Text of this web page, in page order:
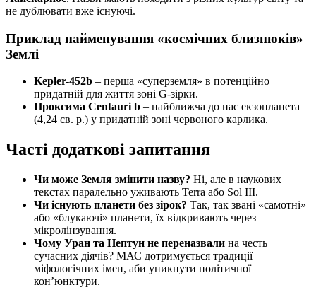
не дублювати вже існуючі.
Приклад найменування «космічних близнюків»
Землі
Kepler-452b – перша «суперземля» в потенційно
придатній для життя зоні G-зірки.
Проксима Centauri b – найближча до нас екзопланета
(4,24 св. р.) у придатній зоні червоного карлика.
Часті додаткові запитання
Чи може Земля змінити назву? Ні, але в наукових
текстах паралельно уживають Terra або Sol III.
Чи існують планети без зірок? Так, так звані «самотні»
або «блукаючі» планети, їх відкривають через
мікролінзування.
Чому Уран та Нептун не переназвали на честь
сучасних діячів? МАС дотримується традиції
міфологічних імен, аби уникнути політичної
кон’юнктури.